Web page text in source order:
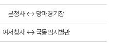
본청사 ↔ 망마경기장
여서청사 ↔ 국동임시별관